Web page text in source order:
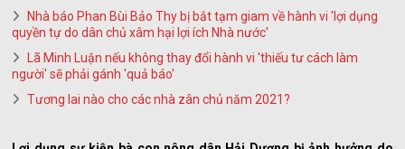
Nhà báo Phan Bùi Bảo Thy bị bắt tạm giam về hành vi 'lợi dụng
quyền tự do dân chủ xâm hại lợi ích Nhà nước'
Lã Minh Luận nếu không thay đổi hành vi 'thiếu tư cách làm
người' sẽ phải gánh 'quả báo'
Tương lai nào cho các nhà zân chủ năm 2021?